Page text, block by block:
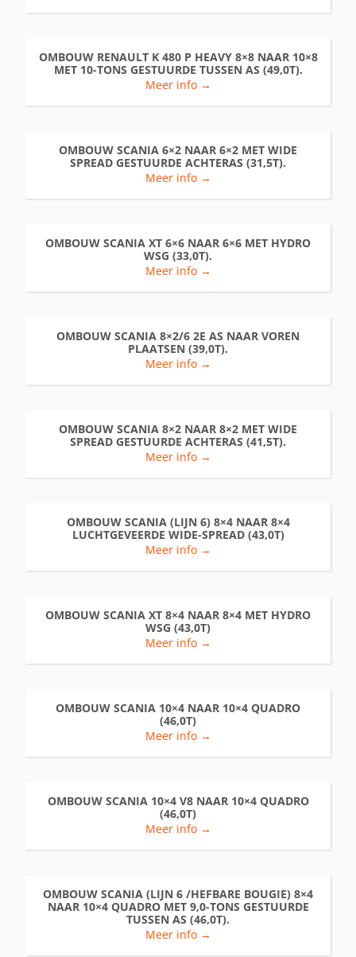
OMBOUW RENAULT K 480 P HEAVY 8×8 NAAR 10×8
MET 10-TONS GESTUURDE TUSSEN AS (49,0T).
Meer info →
OMBOUW SCANIA 6×2 NAAR 6×2 MET WIDE
SPREAD GESTUURDE ACHTERAS (31,5T).
Meer info →
OMBOUW SCANIA XT 6×6 NAAR 6×6 MET HYDRO
WSG (33,0T).
Meer info →
OMBOUW SCANIA 8×2/6 2E AS NAAR VOREN
PLAATSEN (39,0T).
Meer info →
OMBOUW SCANIA 8×2 NAAR 8×2 MET WIDE
SPREAD GESTUURDE ACHTERAS (41,5T).
Meer info →
OMBOUW SCANIA (LIJN 6) 8×4 NAAR 8×4
LUCHTGEVEERDE WIDE-SPREAD (43,0T)
Meer info →
OMBOUW SCANIA XT 8×4 NAAR 8×4 MET HYDRO
WSG (43,0T)
Meer info →
OMBOUW SCANIA 10×4 NAAR 10×4 QUADRO
(46,0T)
Meer info →
OMBOUW SCANIA 10×4 V8 NAAR 10×4 QUADRO
(46,0T)
Meer info →
OMBOUW SCANIA (LIJN 6 /HEFBARE BOUGIE) 8×4
NAAR 10×4 QUADRO MET 9,0-TONS GESTUURDE
TUSSEN AS (46,0T).
Meer info →